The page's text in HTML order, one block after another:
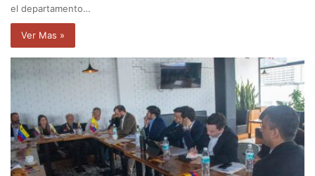
el departamento…
Ver Mas »